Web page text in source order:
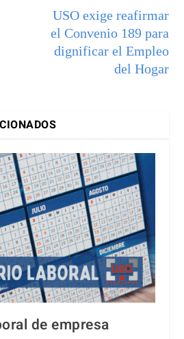
USO exige reafirmar
el Convenio 189 para
dignificar el Empleo
del Hogar
de empresa